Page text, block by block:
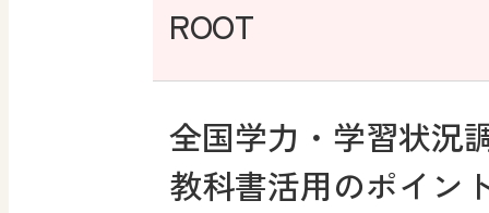
まなびとプラス
つなぐ つながる ICT
高校教科書×美術館
ABCシリーズ
どうする？とくだ先
―マンガで考える道
マンガでわかる社会
社会科NAVIプラス
ROOT
全国学力・学習状況
教科書活用のポイン